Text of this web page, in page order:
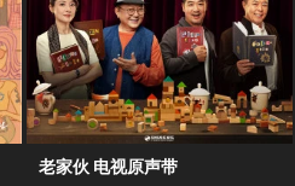
老家伙 电视原声带